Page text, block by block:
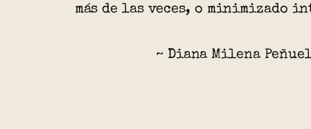
más de las veces, o minimizado
~ Diana Milena